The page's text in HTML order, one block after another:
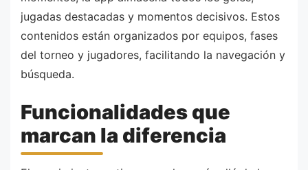
jugadas destacadas y momentos decisivos. Estos
contenidos están organizados por equipos, fases
del torneo y jugadores, facilitando la navegación y
búsqueda.
Funcionalidades que
marcan la diferencia